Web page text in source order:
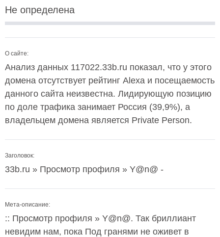
Не определена
О сайте:
Анализ данных 117022.33b.ru показал, что у этого
домена отсутствует рейтинг Alexa и посещаемость
данного сайта неизвестна. Лидирующую позицию
по доле трафика занимает Россия (39,9%), а
владельцем домена является Private Person.
Заголовок:
33b.ru » Просмотр профиля » Y@n@ -
Мета-описание:
:: Просмотр профиля » Y@n@. Так бриллиант
невидим нам, пока Под гранями не оживет в